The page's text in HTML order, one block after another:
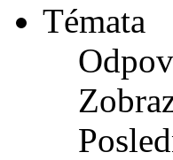
Témata